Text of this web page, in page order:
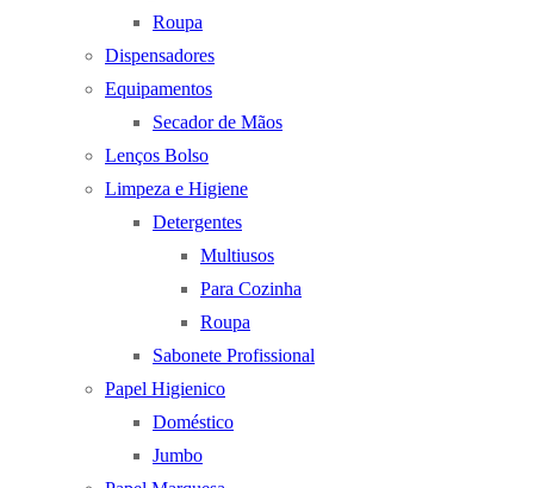
Roupa
Dispensadores
Equipamentos
Secador de Mãos
Lenços Bolso
Limpeza e Higiene
Detergentes
Multiusos
Para Cozinha
Roupa
Sabonete Profissional
Papel Higienico
Doméstico
Jumbo